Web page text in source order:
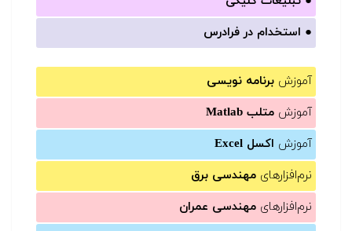
● استخدام در فرادرس
آموزش برنامه نویسی
آموزش متلب Matlab
آموزش اکسل Excel
نرم‌افزارهای مهندسی برق
نرم‌افزارهای مهندسی عمران